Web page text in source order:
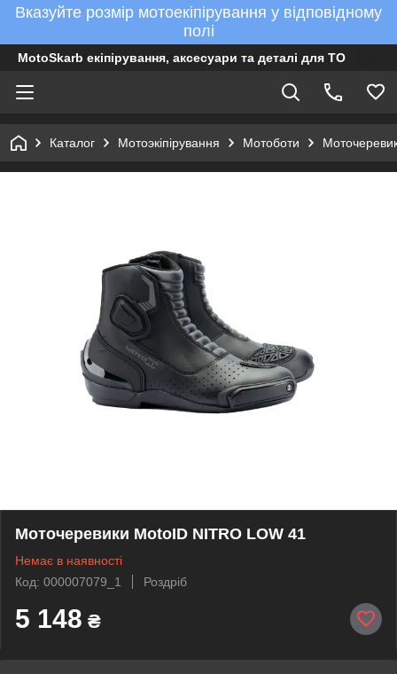
Вказуйте розмір мотоекіпірування у відповідному
полі
MotoSkarb екіпірування, аксесуари та деталі для ТО
Каталог Мотоэкіпірування Мотоботи
Моточеревики MotoID NITRO LOW 41
Немає в наявності
Код: 000007079_1
Роздріб
5 148 ₴